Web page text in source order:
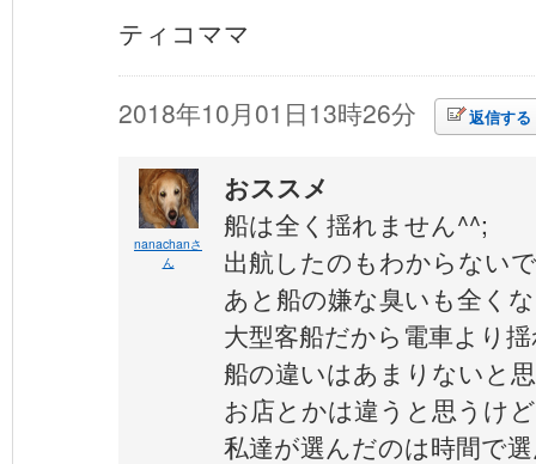
ティコママ
2018年10月01日13時26分 返信する
nanachanさ
ん
おススメ
船は全く揺れません^^;
出航したのもわからない
あと船の嫌な臭いも全く
大型客船だから電車より
船の違いはあまりないと
お店とかは違うと思うけど
私達が選んだのは時間で